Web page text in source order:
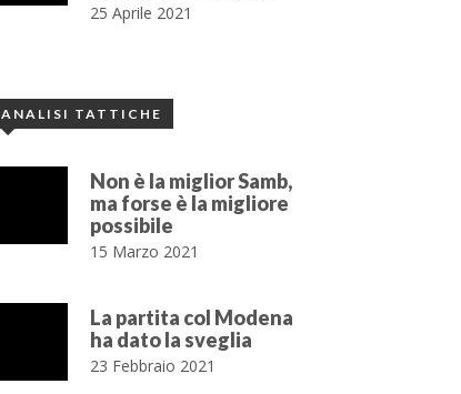
25 Aprile 2021
ANALISI TATTICHE
Non è la miglior Samb,
ma forse è la migliore
possibile
15 Marzo 2021
La partita col Modena
ha dato la sveglia
23 Febbraio 2021